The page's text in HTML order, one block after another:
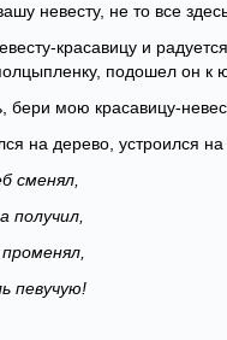
невесту, не то все
красавицу и
подошел он к
мою красавицу-
на дерево, устроился
сменял,
получил,
певучую!